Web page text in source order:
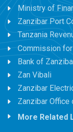
Ministry of
Zanzibar Port
Tanzania
Commission
Bank of
Zan Vibali
Zanzibar
Zanzibar Office
More Related